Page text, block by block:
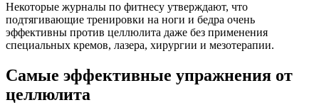
Некоторые журналы по фитнесу утверждают, что
подтягивающие тренировки на ноги и бедра очень
эффективны против целлюлита даже без применения
специальных кремов, лазера, хирургии и мезотерапии.
Самые эффективные упражнения от
целлюлита